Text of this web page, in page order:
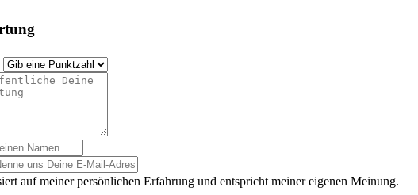
auf meiner persönlichen Erfahrung und entspricht meiner eigenen Meinung.